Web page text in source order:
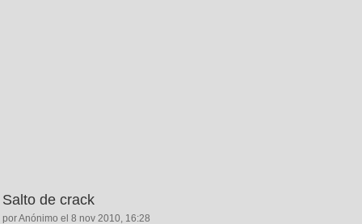
Salto de crack
por Anónimo el 8 nov 2010, 16:28